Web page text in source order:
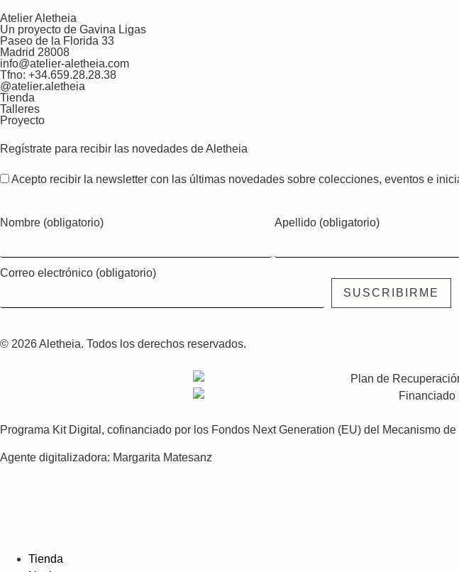
Atelier Aletheia
Un proyecto de Gavina Ligas
Paseo de la Florida 33
Madrid 28008
info@atelier-aletheia.com
Tfno: +34.659.28.28.38
@atelier.aletheia
Tienda
Talleres
Proyecto
Regístrate para recibir las novedades de Aletheia
Acepto recibir la newsletter con las últimas novedades sobre colecciones, eventos e
Nombre (obligatorio) Apellido (obligatorio)
Correo electrónico (obligatorio)
© 2026 Aletheia. Todos los derechos reservados.
Programa Kit Digital, cofinanciado por los Fondos Next Generation (EU) del Mecanismo
Agente digitalizadora: Margarita Matesanz
Tienda